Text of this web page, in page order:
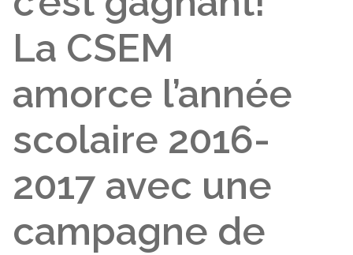
La CSEM
amorce l’année
scolaire 2016-
2017 avec une
campagne de